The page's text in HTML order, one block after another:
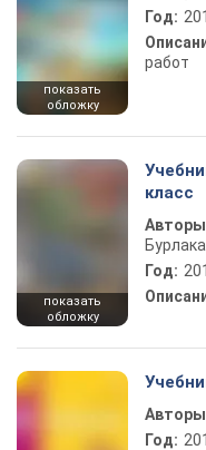
показать
обложку
Год:
работ
показать
обложку
класс
Бурлака
Год:
Год: